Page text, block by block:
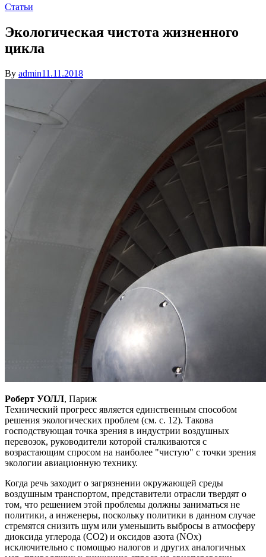
Статьи
Экологическая чистота жизненного
цикла
By admin11.11.2018
Роберт УОЛЛ, Париж
Технический прогресс является единственным способом
решения экологических проблем (см. с. 12). Такова
господствующая точка зрения в индустрии воздушных
перевозок, руководители которой сталкиваются с
возрастающим спросом на наиболее "чистую" с точки зрения
экологии авиационную технику.
Когда речь заходит о загрязнении окружающей среды
воздушным транспортом, представители отрасли твердят о
том, что решением этой проблемы должны заниматься не
политики, а инженеры, поскольку политики в данном случае
стремятся снизить шум или уменьшить выбросы в атмосферу
диоксида углерода (СО2) и оксидов азота (NOx)
исключительно с помощью налогов и других аналогичных